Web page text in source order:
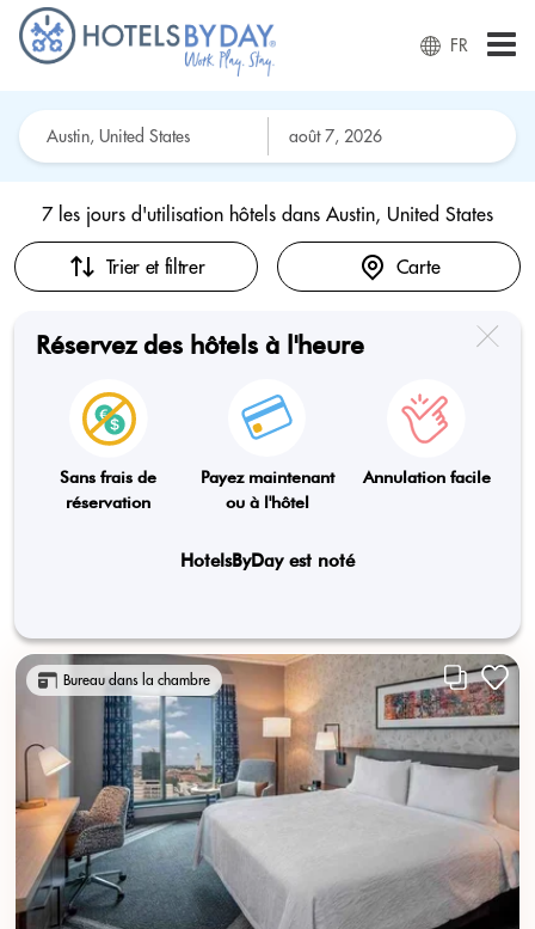
FR
7 les jours d'utilisation hôtels dans Austin, United States
Trier et filtrer Carte
Réservez des hôtels à l'heure
Sans frais de
réservation
Payez maintenant
ou à l'hôtel
Annulation facile
HotelsByDay est noté
Bureau dans la chambre